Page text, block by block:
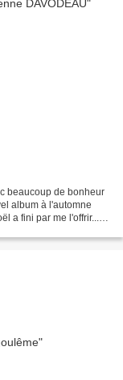
beaucoup de bonheur
album à l'automne
a fini par me l'offrir... !!!